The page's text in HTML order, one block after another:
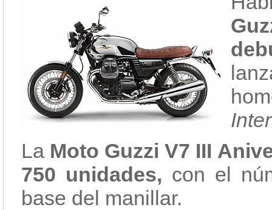
La Moto Guzzi V7 III
750 unidades, con el
base del manillar.